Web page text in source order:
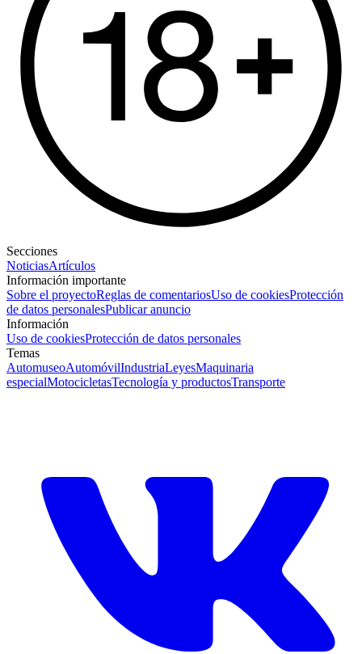
Secciones
NoticiasArtículos
Información importante
Sobre el proyectoReglas de comentariosUso de cookiesProtección
de datos personalesPublicar anuncio
Información
Uso de cookiesProtección de datos personales
Temas
AutomuseoAutomóvilIndustriaLeyesMaquinaria
especialMotocicletasTecnología y productosTransporte